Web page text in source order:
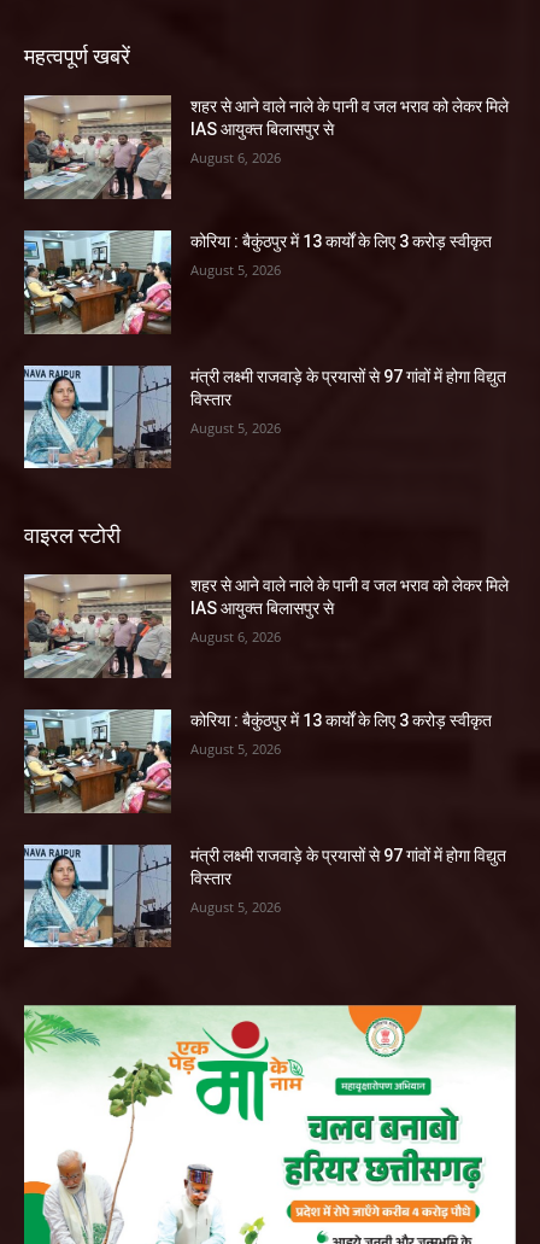
महत्वपूर्ण खबरें
शहर से आने वाले नाले के पानी व जल भराव को लेकर मिले
IAS आयुक्त बिलासपुर से
August 6, 2026
कोरिया : बैकुंठपुर में 13 कार्यों के लिए 3 करोड़ स्वीकृत
August 5, 2026
मंत्री लक्ष्मी राजवाड़े के प्रयासों से 97 गांवों में होगा विद्युत
विस्तार
August 5, 2026
वाइरल स्टोरी
शहर से आने वाले नाले के पानी व जल भराव को लेकर मिले
IAS आयुक्त बिलासपुर से
August 6, 2026
कोरिया : बैकुंठपुर में 13 कार्यों के लिए 3 करोड़ स्वीकृत
August 5, 2026
मंत्री लक्ष्मी राजवाड़े के प्रयासों से 97 गांवों में होगा विद्युत
विस्तार
August 5, 2026